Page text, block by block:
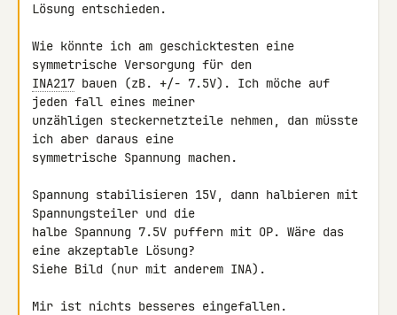
Lösung entschieden.
Wie könnte ich am geschicktesten eine
INA217 bauen (zB. +/- 7.5V). Ich möche auf
jeden fall eines meiner
unzähligen steckernetzteile nehmen, dan müsste
ich aber daraus eine
symmetrische Spannung machen.
Spannung stabilisieren 15V, dann halbieren mit
Spannungsteiler und die
halbe Spannung 7.5V puffern mit OP. Wäre das
eine akzeptable Lösung?
Siehe Bild (nur mit anderem INA).
Mir ist nichts besseres eingefallen.